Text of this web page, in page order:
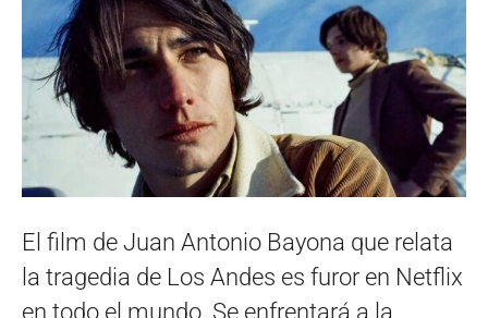
El film de Juan Antonio Bayona que relata
la tragedia de Los Andes es furor en Netflix
en todo el mundo. Se enfrentará a la